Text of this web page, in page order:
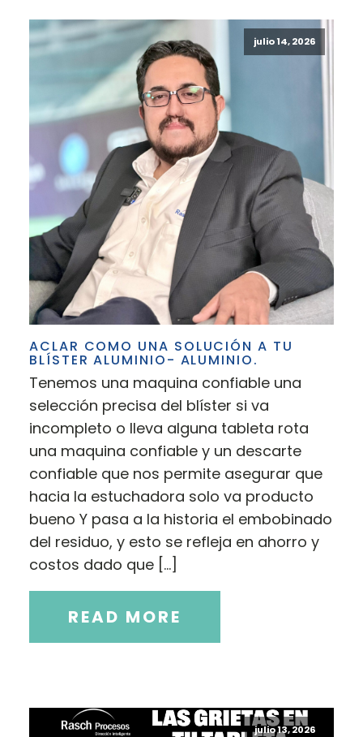
julio 14, 2026
ACLAR COMO UNA SOLUCIÓN A TU
BLÍSTER ALUMINIO- ALUMINIO.
Tenemos una maquina confiable una
selección precisa del blíster si va
incompleto o lleva alguna tableta rota
una maquina confiable y un descarte
confiable que nos permite asegurar que
hacia la estuchadora solo va producto
bueno Y pasa a la historia el embobinado
del residuo, y esto se refleja en ahorro y
costos dado que […]
READ MORE
julio 13, 2026